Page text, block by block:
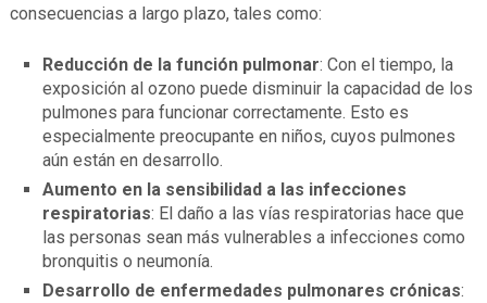
consecuencias a largo plazo, tales como:
Reducción de la función pulmonar: Con el tiempo, la
exposición al ozono puede disminuir la capacidad de los
pulmones para funcionar correctamente. Esto es
especialmente preocupante en niños, cuyos pulmones
aún están en desarrollo.
Aumento en la sensibilidad a las infecciones
respiratorias: El daño a las vías respiratorias hace que
las personas sean más vulnerables a infecciones como
bronquitis o neumonía.
Desarrollo de enfermedades pulmonares crónicas: